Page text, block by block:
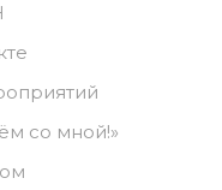
со мной!»